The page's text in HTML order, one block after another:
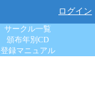
ログイン
サークル一覧
頒布年別CD
登録マニュアル